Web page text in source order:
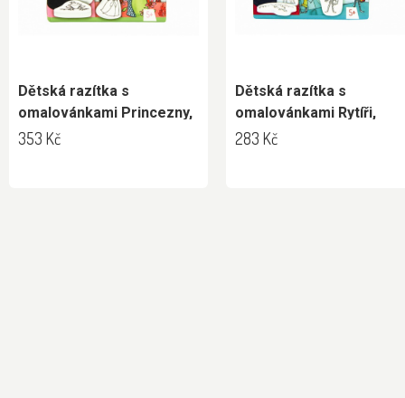
Dětská razítka s
omalovánkami Princezny,
Avenue Mandarine
353 Kč
Dětská razítka s
omalovánkami Rytíři,
Avenue Mandarine
283 Kč